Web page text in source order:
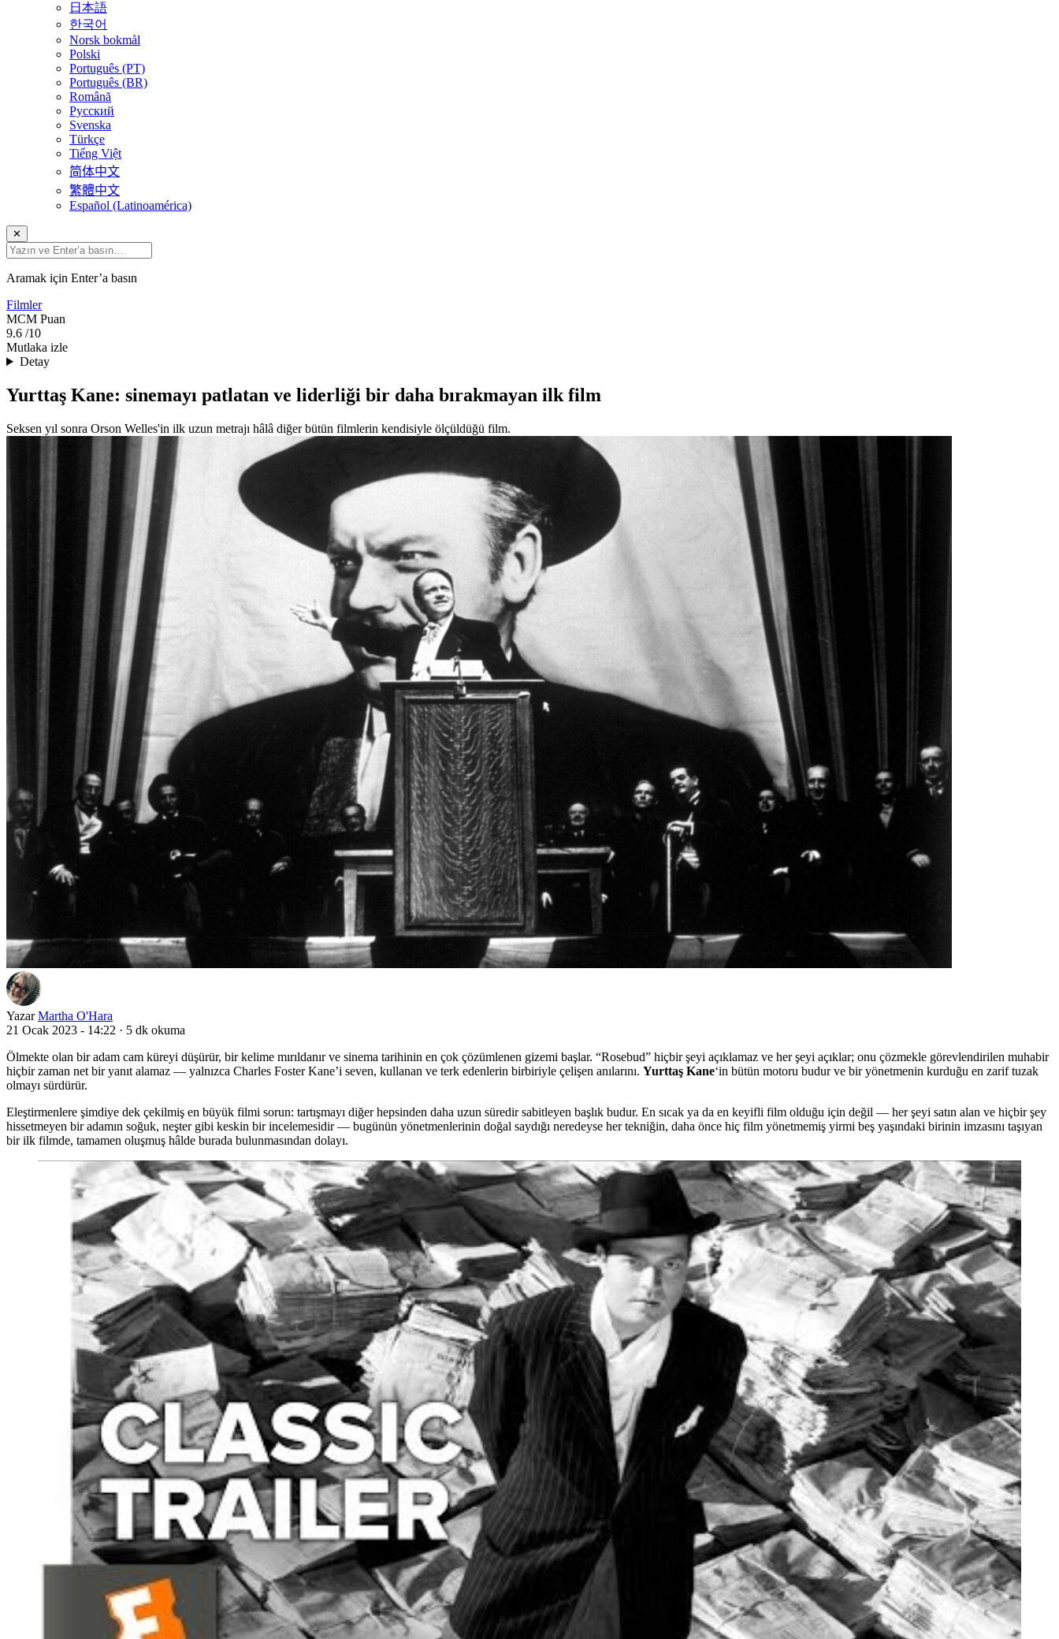
日本語
한국어
Norsk bokmål
Polski
Português (PT)
Português (BR)
Română
Русский
Svenska
Türkçe
Tiếng Việt
简体中文
繁體中文
Español (Latinoamérica)
✕
Aramak için Enter’a basın
Filmler
MCM Puan
9.6 /10
Mutlaka izle
Detay
Yurttaş Kane: sinemayı patlatan ve liderliği bir daha bırakmayan ilk film
Seksen yıl sonra Orson Welles'in ilk uzun metrajı hâlâ diğer bütün filmlerin kendisiyle ölçüldüğü film.
Yazar Martha O'Hara
21 Ocak 2023 - 14:22 · 5 dk okuma
Ölmekte olan bir adam cam küreyi düşürür, bir kelime mırıldanır ve sinema tarihinin en çok çözümlenen gizemi başlar. “Rosebud” hiçbir şeyi açıklamaz ve her şeyi açıklar; onu çözmekle görevlendirilen muhabir
hiçbir zaman net bir yanıt alamaz — yalnızca Charles Foster Kane’i seven, kullanan ve terk edenlerin birbiriyle çelişen anılarını. Yurttaş Kane‘in bütün motoru budur ve bir yönetmenin kurduğu en zarif tuzak
olmayı sürdürür.
Eleştirmenlere şimdiye dek çekilmiş en büyük filmi sorun: tartışmayı diğer hepsinden daha uzun süredir sabitleyen başlık budur. En sıcak ya da en keyifli film olduğu için değil — her şeyi satın alan ve hiçbir şey
hissetmeyen bir adamın soğuk, neşter gibi keskin bir incelemesidir — bugünün yönetmenlerinin doğal saydığı neredeyse her tekniğin, daha önce hiç film yönetmemiş yirmi beş yaşındaki birinin imzasını taşıyan
bir ilk filmde, tamamen oluşmuş hâlde burada bulunmasından dolayı.